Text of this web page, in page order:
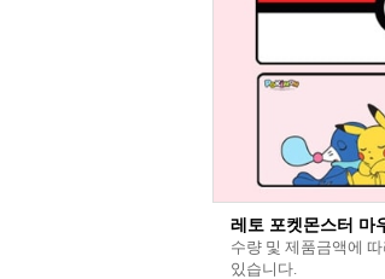
레토 포켓몬스터 마
수량 및 제품금액에
있습니다.